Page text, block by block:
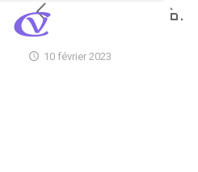
10 février 2023